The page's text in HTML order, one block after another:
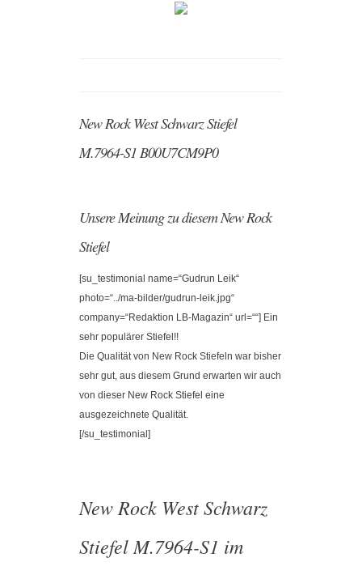
New Rock West Schwarz Stiefel
M.7964-S1 B00U7CM9P0
Unsere Meinung zu diesem New Rock
Stiefel
[su_testimonial name=“Gudrun Leik“
photo=“../ma-bilder/gudrun-leik.jpg“
company=“Redaktion LB-Magazin“ url=““] Ein
sehr populärer Stiefel!!
Die Qualität von New Rock Stiefeln war bisher
sehr gut, aus diesem Grund erwarten wir auch
von dieser New Rock Stiefel eine
ausgezeichnete Qualität.
[/su_testimonial]
New Rock West Schwarz
Stiefel M.7964-S1 im